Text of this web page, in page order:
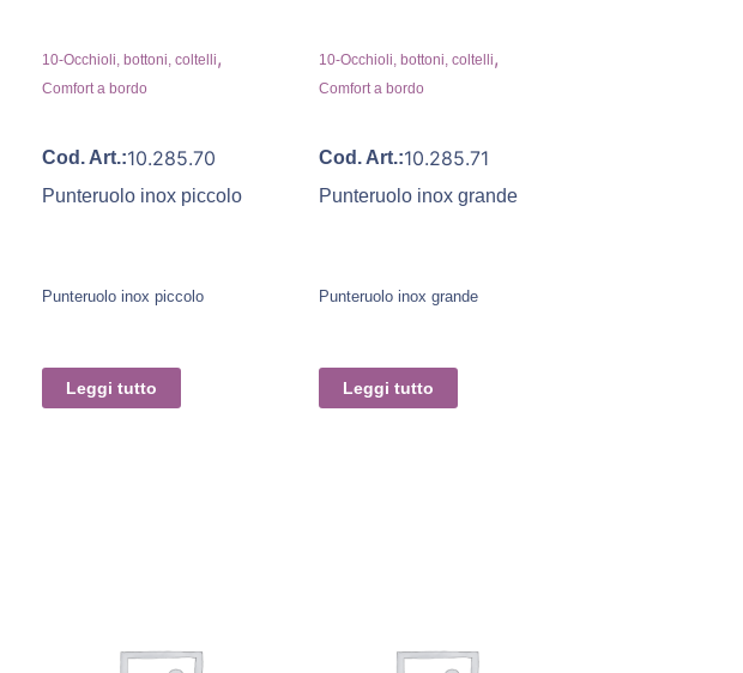
10-Occhioli, bottoni, coltelli,
Comfort a bordo
Cod. Art.:10.285.70
Punteruolo inox piccolo
Punteruolo inox piccolo
Leggi tutto
10-Occhioli, bottoni, coltelli,
Comfort a bordo
Cod. Art.:10.285.71
Punteruolo inox grande
Punteruolo inox grande
Leggi tutto